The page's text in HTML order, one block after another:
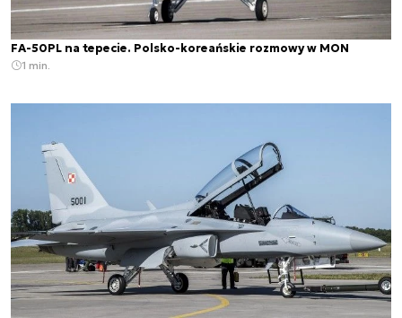
FA-50PL na tepecie. Polsko-koreańskie rozmowy w MON
1 min.